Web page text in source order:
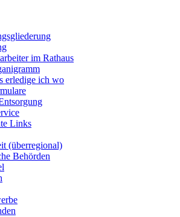
im Rathaus
erledige ich wo
Links
(überregional)
Behörden